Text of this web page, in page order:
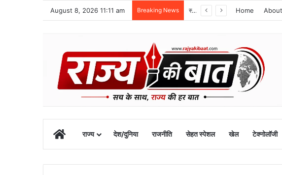
August 8, 2026 11:11 am Breaking News 1 सितंबर से शुरू होगा खेल महाकुंभ-2026, चार चरणों में होंगी प्रतियोगिताएं Home
Homeराज्य देश/दुनिया राजनीति सेहत स्पेशल खेल टेक्नोलॉजी